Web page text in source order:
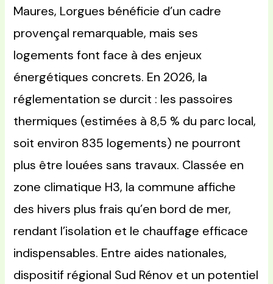
Maures, Lorgues bénéficie d’un cadre
provençal remarquable, mais ses
logements font face à des enjeux
énergétiques concrets. En 2026, la
réglementation se durcit : les passoires
thermiques (estimées à 8,5 % du parc local,
soit environ 835 logements) ne pourront
plus être louées sans travaux. Classée en
zone climatique H3, la commune affiche
des hivers plus frais qu’en bord de mer,
rendant l’isolation et le chauffage efficace
indispensables. Entre aides nationales,
dispositif régional Sud Rénov et un potentiel